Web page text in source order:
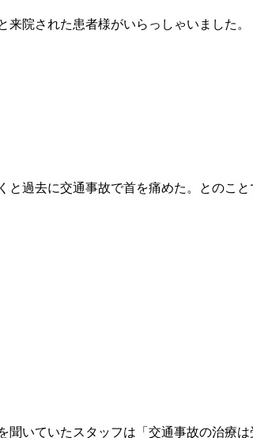
来院された患者様がいらっしゃいました。
と過去に交通事故で首を痛めた。とのこと
聞いていたスタッフは「交通事故の治療